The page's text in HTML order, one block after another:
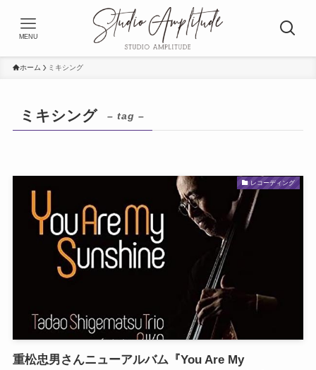
MENU
ホーム ミキシング
ミキシング – tag –
レコーディング
重松忠男さんニューアルバム『You Are My